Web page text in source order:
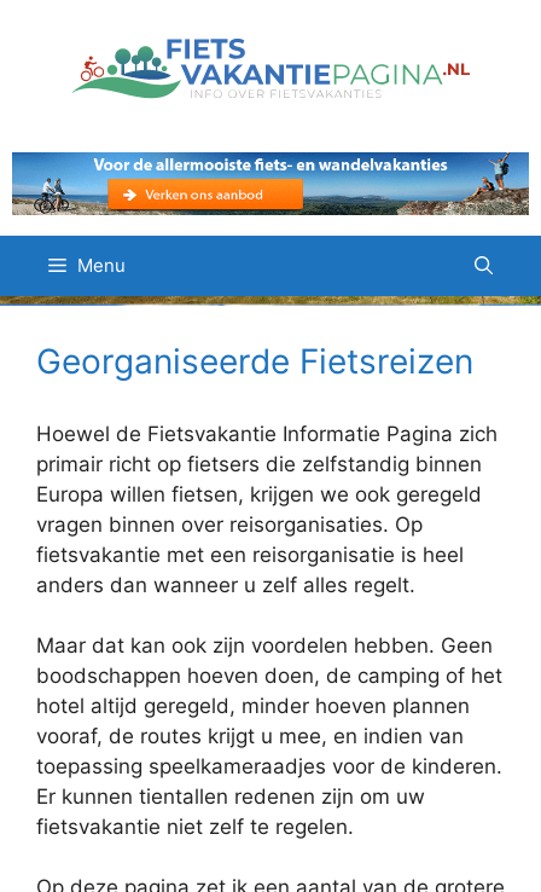
Menu
Georganiseerde Fietsreizen
Hoewel de Fietsvakantie Informatie Pagina zich
primair richt op fietsers die zelfstandig binnen
Europa willen fietsen, krijgen we ook geregeld
vragen binnen over reisorganisaties. Op
fietsvakantie met een reisorganisatie is heel
anders dan wanneer u zelf alles regelt.
Maar dat kan ook zijn voordelen hebben. Geen
boodschappen hoeven doen, de camping of het
hotel altijd geregeld, minder hoeven plannen
vooraf, de routes krijgt u mee, en indien van
toepassing speelkameraadjes voor de kinderen.
Er kunnen tientallen redenen zijn om uw
fietsvakantie niet zelf te regelen.
Op deze pagina zet ik een aantal van de grotere